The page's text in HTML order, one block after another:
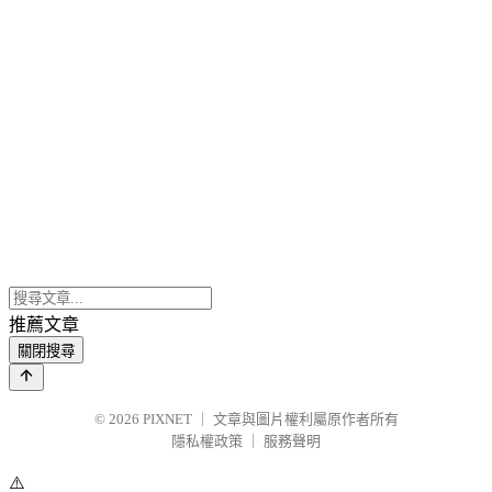
推薦文章
關閉搜尋
© 2026 PIXNET
文章與圖片權利屬原作者所有
隱私權政策
服務聲明
⚠️